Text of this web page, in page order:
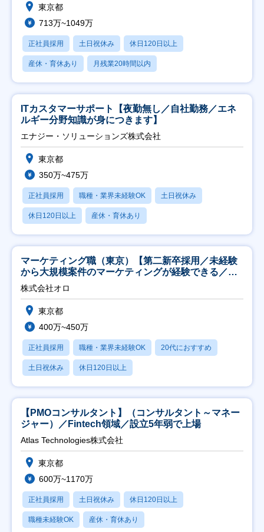
東京都
713万~1049万
正社員採用 土日祝休み 休日120日以上
産休・育休あり 月残業20時間以内
ITカスタマーサポート【夜勤無し／自社勤務／エネ
ルギー分野知識が身につきます】
エナジー・ソリューションズ株式会社
東京都
350万~475万
正社員採用 職種・業界未経験OK 土日祝休み
休日120日以上 産休・育休あり
マーケティング職（東京）【第二新卒採用／未経験
から大規模案件のマーケティングが経験できる／研
修充実】
株式会社オロ
東京都
400万~450万
正社員採用 職種・業界未経験OK 20代におすすめ
土日祝休み 休日120日以上
【PMOコンサルタント】（コンサルタント～マネー
ジャー）／Fintech領域／設立5年弱で上場
Atlas Technologies株式会社
東京都
600万~1170万
正社員採用 土日祝休み 休日120日以上
職種未経験OK 産休・育休あり